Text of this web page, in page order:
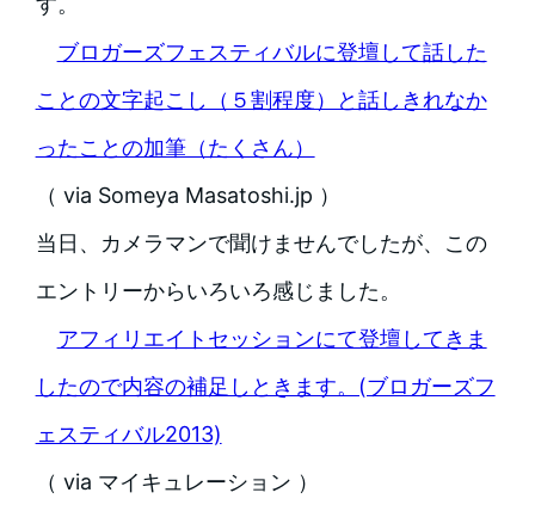
ブロガーズフェスティバルに登壇して話した
ことの文字起こし（５割程度）と話しきれなか
ったことの加筆（たくさん）
（ via Someya Masatoshi.jp ）
当日、カメラマンで聞けませんでしたが、この
エントリーからいろいろ感じました。
アフィリエイトセッションにて登壇してきま
したので内容の補足しときます。(ブロガーズフ
ェスティバル2013)
（ via マイキュレーション ）